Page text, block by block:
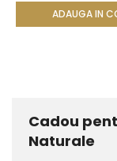
ADAUGA IN
Cadou
Naturale